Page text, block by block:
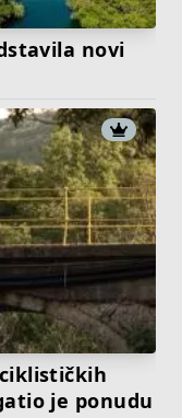
novi
je ponudu